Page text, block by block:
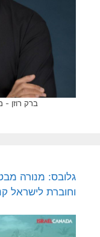
ברק רוזן -
וחוברת לישראל